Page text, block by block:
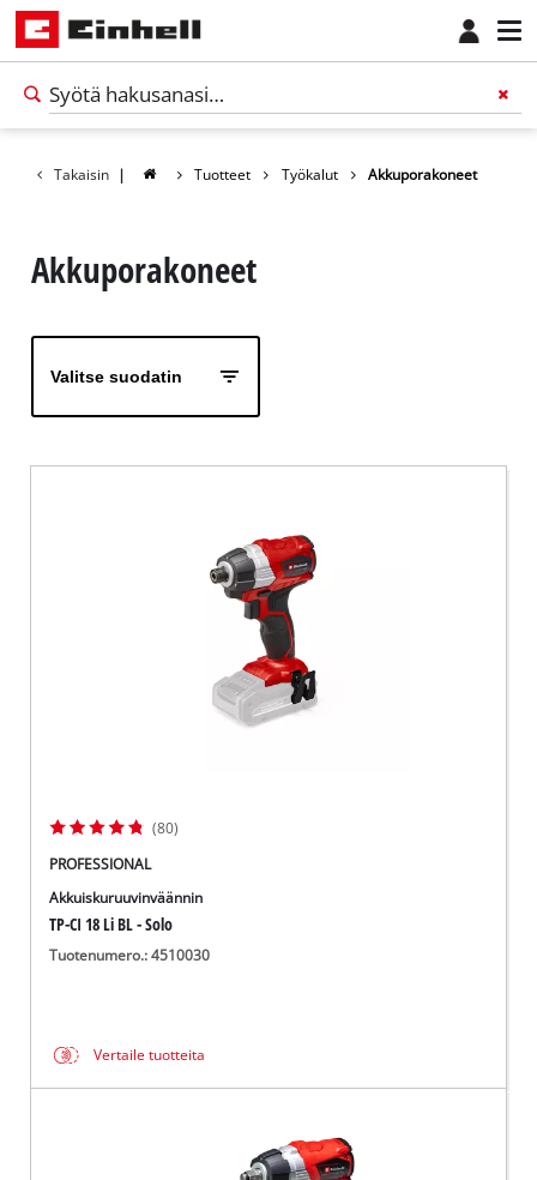
Takaisin | Tuotteet Työkalut Akkuporakoneet
Akkuporakoneet
Valitse suodatin
(80)
PROFESSIONAL
Akkuiskuruuvinväännin
TP-CI 18 Li BL - Solo
Tuotenumero.: 4510030
Vertaile tuotteita